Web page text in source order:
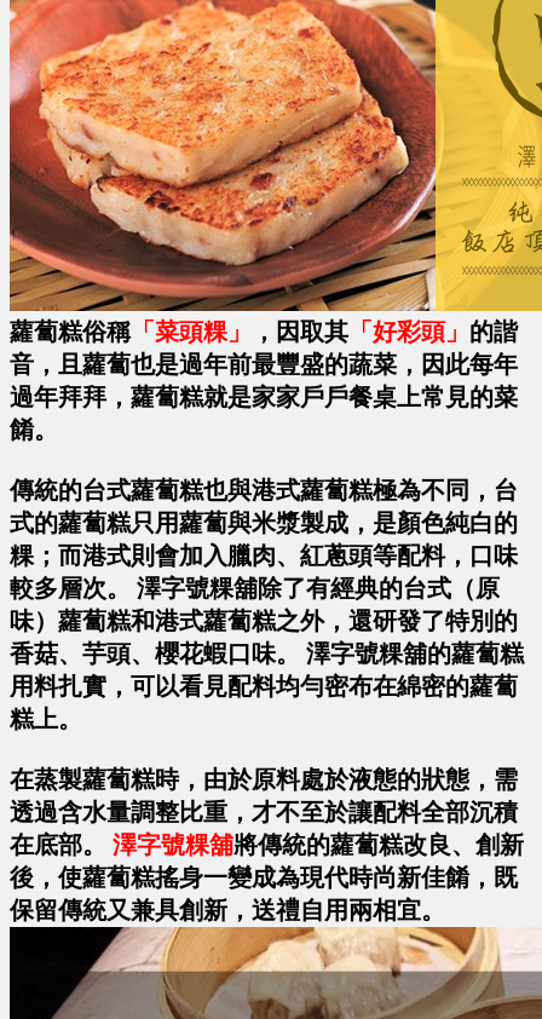
蘿蔔糕俗稱「菜頭粿」 ，因取其 「好彩頭」 的諧
音，且蘿蔔也是過年前最豐盛的蔬菜，因此每年
過年拜拜，蘿蔔糕就是家家戶戶餐桌上常見的菜
餚。
傳統的台式蘿蔔糕也與港式蘿蔔糕極為不同，台
式的蘿蔔糕只用蘿蔔與米漿製成，是顏色純白的
粿；而港式則會加入臘肉、紅蔥頭等配料，口味
較多層次。 澤字號粿舖除了有經典的台式（原
味）蘿蔔糕和港式蘿蔔糕之外，還研發了特別的
香菇、芋頭、櫻花蝦口味。 澤字號粿舖的蘿蔔糕
用料扎實，可以看見配料均勻密布在綿密的蘿蔔
糕上。
在蒸製蘿蔔糕時，由於原料處於液態的狀態，需
透過含水量調整比重，才不至於讓配料全部沉積
在底部。 澤字號粿舖將傳統的蘿蔔糕改良、創新
後，使蘿蔔糕搖身一變成為現代時尚新佳餚，既
保留傳統又兼具創新，送禮自用兩相宜。